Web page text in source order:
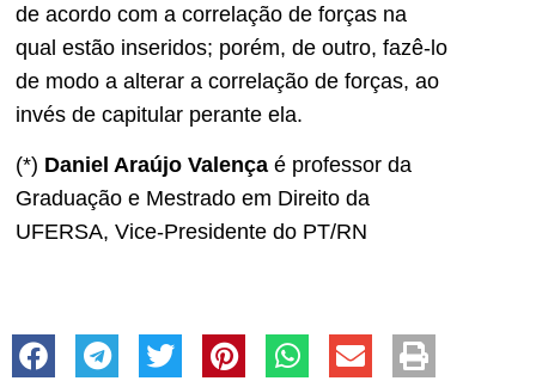
de acordo com a correlação de forças na
qual estão inseridos; porém, de outro, fazê-lo
de modo a alterar a correlação de forças, ao
invés de capitular perante ela.
(*) Daniel Araújo Valença é professor da
Graduação e Mestrado em Direito da
UFERSA, Vice-Presidente do PT/RN